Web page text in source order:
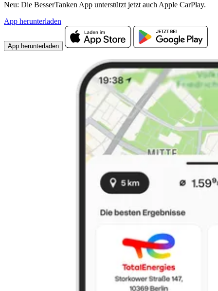
Neu: Die BesserTanken App unterstützt jetzt auch Apple CarPlay.
App herunterladen
App herunterladen